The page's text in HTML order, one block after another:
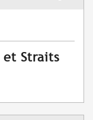
et Straits